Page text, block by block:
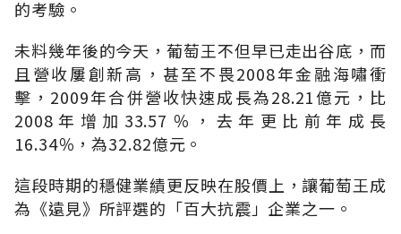
的考驗。
未料幾年後的今天，葡萄王不但早已走出谷底，而
且營收屢創新高，甚至不畏2008年金融海嘯衝
擊，2009年合併營收快速成長為28.21億元，比
2008年增加33.57％，去年更比前年成長
16.34％，為32.82億元。
這段時期的穩健業績更反映在股價上，讓葡萄王成
為《遠見》所評選的「百大抗震」企業之一。